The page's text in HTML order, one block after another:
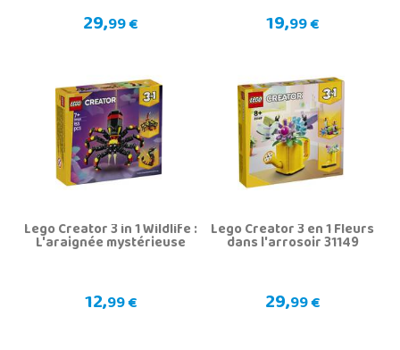
29,99 € 19,99 €
Lego Creator 3 in 1 Wildlife :
L'araignée mystérieuse
12,99 €
Lego Creator 3 en 1 Fleurs
dans l'arrosoir 31149
29,99 €